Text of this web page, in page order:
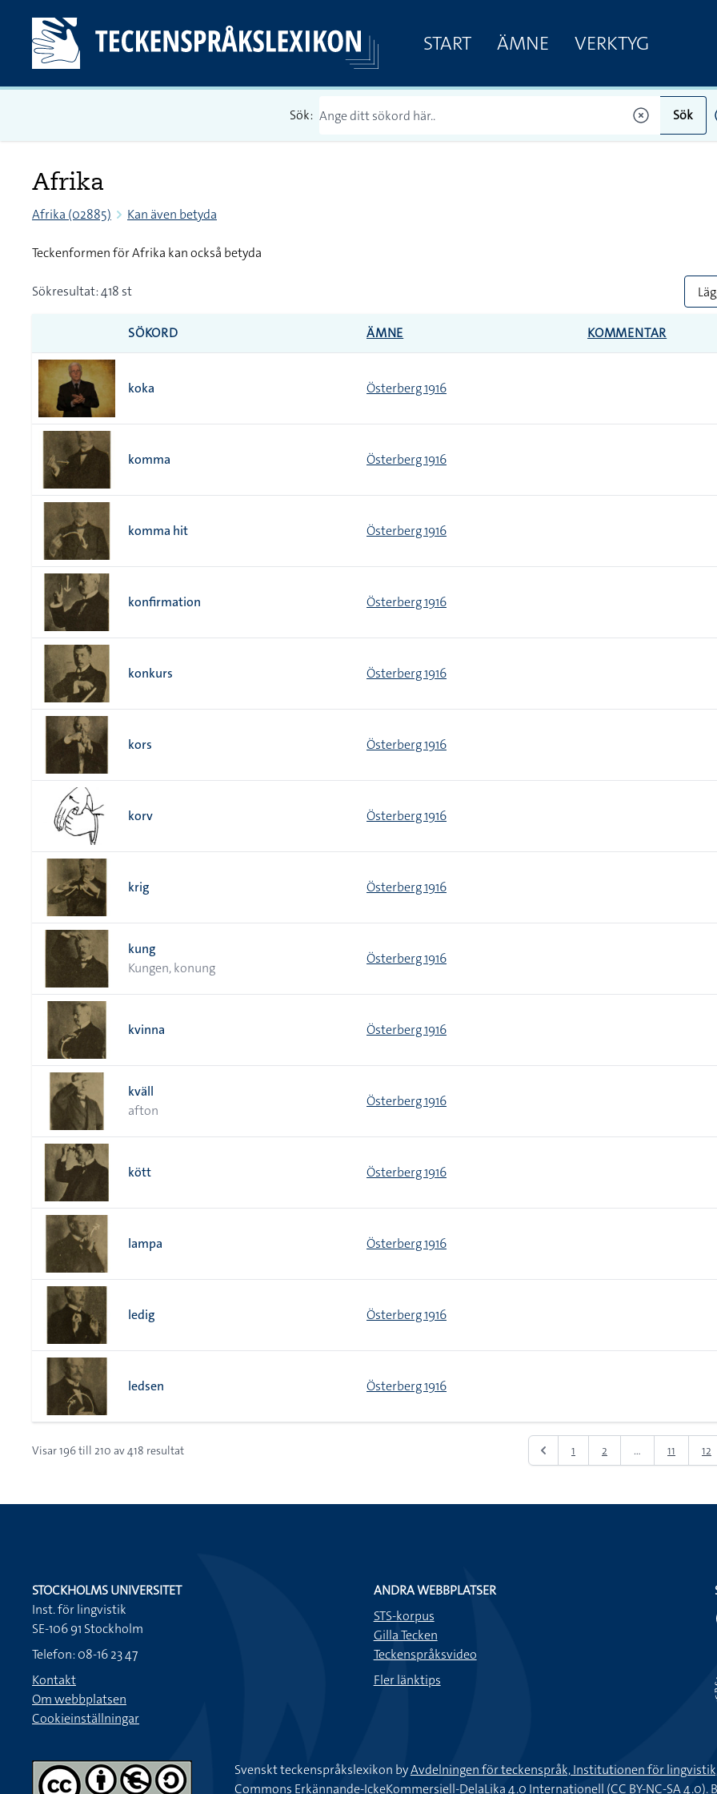
START ÄMNE VERKTYG
Sök: Sök
Afrika
Afrika (02885) Kan även betyda
Teckenformen för Afrika kan också betyda
Sökresultat: 418 st
SÖKORD ÄMNE KOMMENTAR
koka Österberg 1916
komma Österberg 1916
komma hit Österberg 1916
konfirmation Österberg 1916
konkurs Österberg 1916
kors Österberg 1916
korv Österberg 1916
krig Österberg 1916
kung
Kungen, konung
Österberg 1916
kvinna Österberg 1916
kväll
afton
Österberg 1916
kött Österberg 1916
lampa Österberg 1916
ledig Österberg 1916
ledsen Österberg 1916
Visar196till 210 av418 resultat 1 2 ... 11 12
STOCKHOLMS UNIVERSITET
Inst. för lingvistik
SE-106 91 Stockholm
Telefon: 08-16 23 47
Kontakt
Om webbplatsen
Cookieinställningar
ANDRA WEBBPLATSER
STS-korpus
Gilla Tecken
Teckenspråksvideo
Fler länktips
Svenskt teckenspråkslexikon byAvdelningen för teckenspråk, Institutionen för
Commons Erkännande-IckeKommersiell-DelaLika 4.0 Internationell (CC BY-NC-SA 4.0).